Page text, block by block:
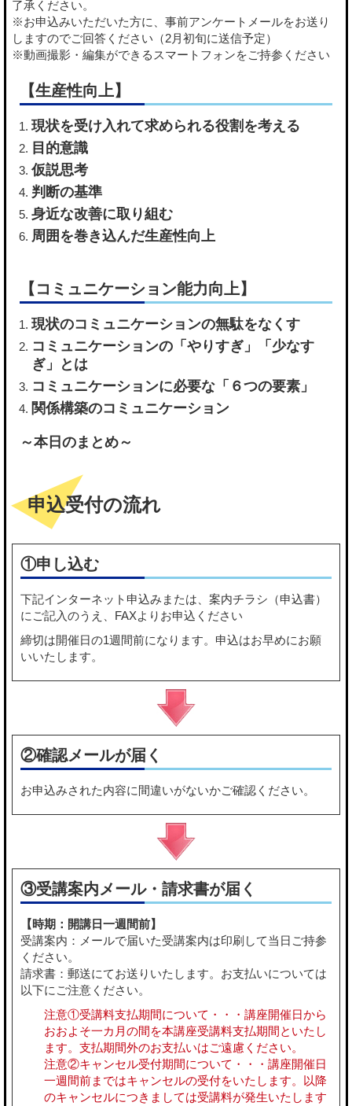
了承ください。
※お申込みいただいた方に、事前アンケートメールをお送り
しますのでご回答ください（2月初旬に送信予定）
※動画撮影・編集ができるスマートフォンをご持参ください
【生産性向上】
現状を受け入れて求められる役割を考える
目的意識
仮説思考
判断の基準
身近な改善に取り組む
周囲を巻き込んだ生産性向上
【コミュニケーション能力向上】
現状のコミュニケーションの無駄をなくす
コミュニケーションの「やりすぎ」「少なす
ぎ」とは
コミュニケーションに必要な「６つの要素」
関係構築のコミュニケーション
～本日のまとめ～
申込受付の流れ
①申し込む
下記インターネット申込み または、 案内チラシ（申込書）
にご記入のうえ、FAXよりお申込ください
締切は開催日の1週間前になります。申込はお早めにお願
いいたします。
②確認メールが届く
お申込みされた内容に間違いがないかご確認ください。
③受講案内メール・請求書が届く
【時期：開講日一週間前】
受講案内：メールで届いた受講案内は印刷して当日ご持参
ください。
請求書：郵送にてお送りいたします。お支払いについては
以下にご注意ください。
注意①受講料支払期間について・・・講座開催日から
おおよそ一カ月の間を本講座受講料支払期間といたし
ます。支払期間外のお支払いはご遠慮ください。
注意②キャンセル受付期間について・・・講座開催日
一週間前まではキャンセルの受付をいたします。以降
のキャンセルにつきましては受講料が発生いたします